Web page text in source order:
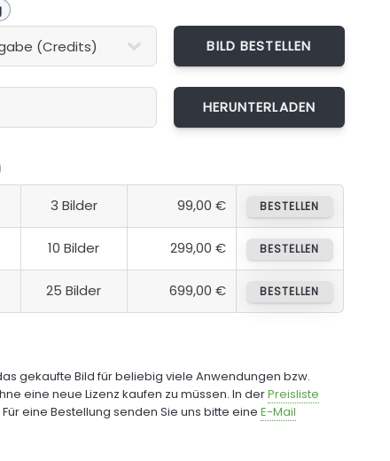
BILD BESTELLEN
3 Bilder 99,00 € BESTELLEN
10 Bilder 299,00 € BESTELLEN
25 Bilder 699,00 € BESTELLEN
gekaufte Bild für beliebig viele Anwendungen bzw.
eine neue Lizenz kaufen zu müssen. In derPreisliste
eine Bestellung senden Sie uns bitte eine E-Mail